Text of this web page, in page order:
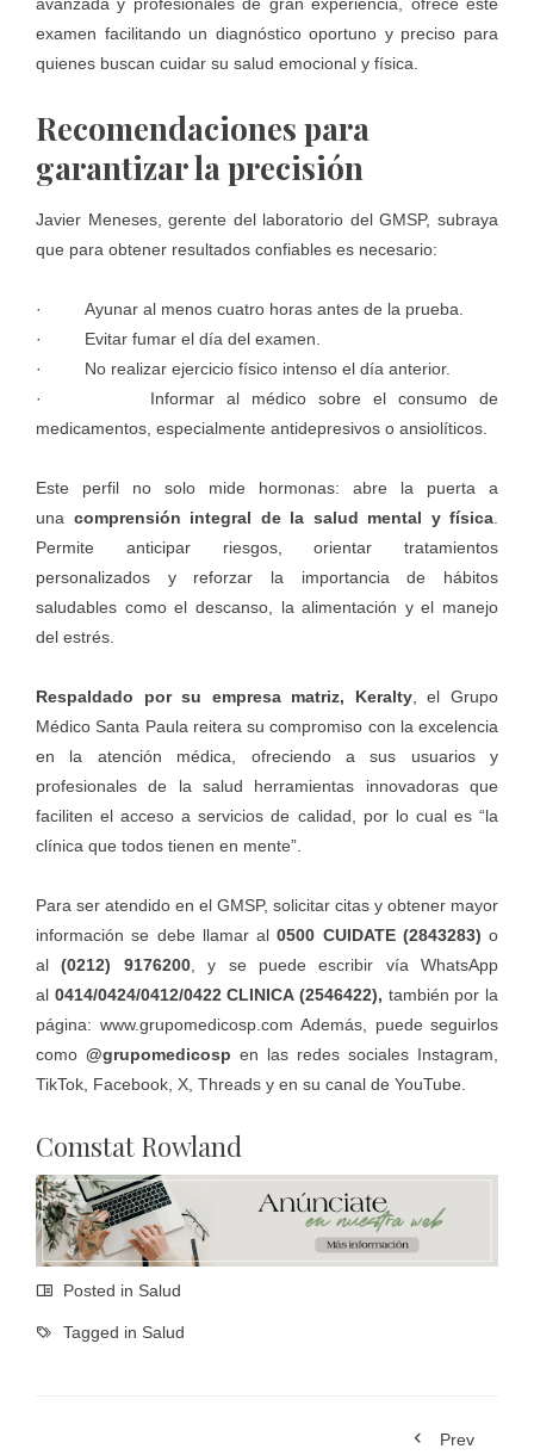
examen facilitando un diagnóstico oportuno y preciso para
quienes buscan cuidar su salud emocional y física.
Recomendaciones para
garantizar la precisión
Javier Meneses, gerente del laboratorio del GMSP, subraya
que para obtener resultados confiables es necesario:
· Ayunar al menos cuatro horas antes de la prueba.
· Evitar fumar el día del examen.
· No realizar ejercicio físico intenso el día anterior.
· Informar al médico sobre el consumo de
medicamentos, especialmente antidepresivos o ansiolíticos.
Este perfil no solo mide hormonas: abre la puerta a
una comprensión integral de la salud mental y física
Permite anticipar riesgos, orientar tratamientos
personalizados y reforzar la importancia de hábitos
saludables como el descanso, la alimentación y el manejo
del estrés.
Respaldado por su empresa matriz, Keralty, elGrupo
Médico Santa Paula reitera su compromiso con la excelencia
en la atención médica, ofreciendo a sus usuarios y
profesionales de la salud herramientas innovadoras que
faciliten el acceso a servicios de calidad, por lo cual es “la
clínica que todos tienen en mente”.
Para ser atendido en el GMSP, solicitar citas y obtener mayor
información se debe llamar al0500 CUIDATE (2843283) o
al(0212) 9176200, y se puede escribir vía WhatsApp
al 0414/0424/0412/0422 CLINICA (2546422), también por la
página: www.grupomedicosp.com Además, puede seguirlos
como @grupomedicosp en las redes sociales Instagram,
TikTok, Facebook, X, Threads y en su canal de YouTube.
Comstat Rowland
Posted in Salud
Tagged in Salud
Prev